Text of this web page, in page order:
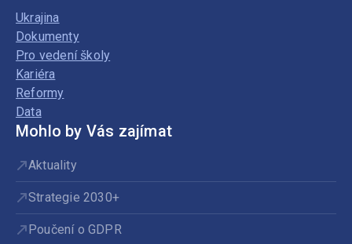
Ukrajina
Dokumenty
Pro vedení školy
Kariéra
Reformy
Data
Mohlo by Vás zajímat
Aktuality
Strategie 2030+
Poučení o GDPR